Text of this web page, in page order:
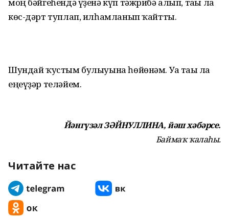
көс-дәрт туплап, илһамланып ҡайтты.
Шундай ҡустым булыуына һөйөнәм. Уға тағы ла
еңеүҙәр теләйем.
Йәнгүзәл ЗӘЙНУЛЛИНА, йәш хәбәрсе.
Баймаҡ ҡалаһы.
Читайте нас